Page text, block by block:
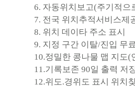
6. 자동위치보고(주기적으
7. 전국 위치추적서비스제
8. 위치 데이타 주소 표시
9. 지정 구간 이탈/진입 무
10.정밀한 콩나물 맵 지도(
11.기록보존 90일 출력 저
12.위도.경위도 표시 위치